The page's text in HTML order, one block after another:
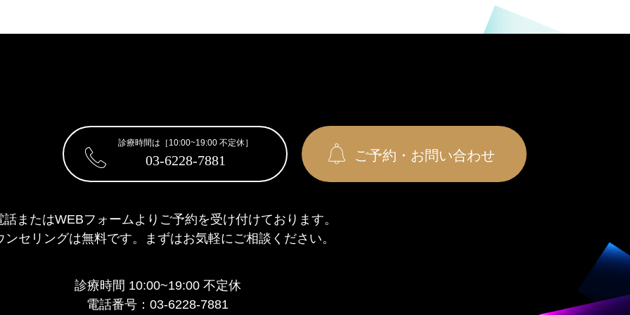
診療時間は［10:00~19:00 不定休］
03-6228-7881 ご予約・お問い合わせ
話またはWEBフォームより ご予約を受け付けております。
ンセリングは無料です。
まずはお気軽にご相談ください。
診療時間 10:00~19:00 不定休
電話番号：03-6228-7881